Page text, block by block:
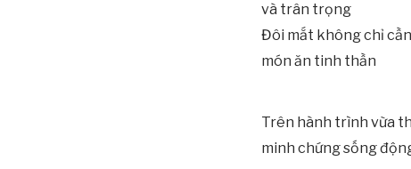
và trân trọng
Đôi mắt không chỉ
món ăn tinh thần
Trên hành trình vừa
minh chứng sống